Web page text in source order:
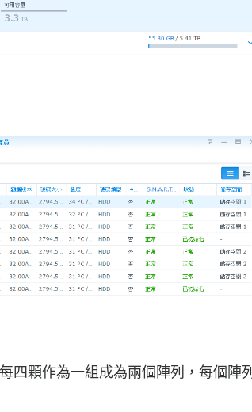
四顆作為一組成為兩個陣列，每個陣列